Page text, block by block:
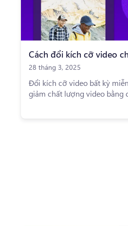
Cách đổi kích cỡ video
28 tháng 3, 2025
Đổi kích cỡ video bất kỳ
giảm chất lượng video bằng